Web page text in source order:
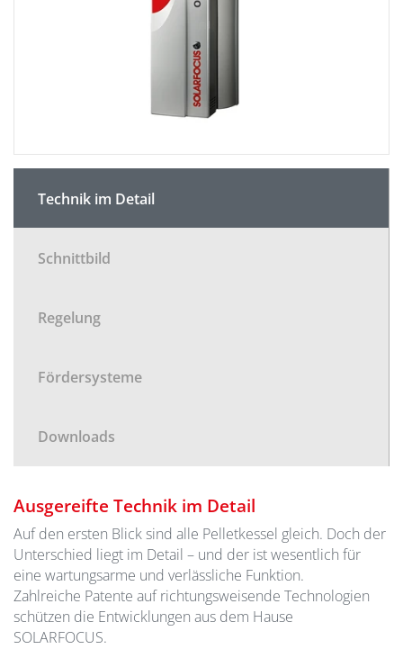
Technik im Detail
Schnittbild
Regelung
Fördersysteme
Downloads
Ausgereifte Technik im Detail
Auf den ersten Blick sind alle Pelletkessel gleich. Doch der
Unterschied liegt im Detail – und der ist wesentlich für
eine wartungsarme und verlässliche Funktion.
Zahlreiche Patente auf richtungsweisende Technologien
schützen die Entwicklungen aus dem Hause
SOLARFOCUS.